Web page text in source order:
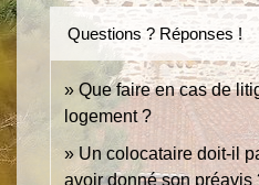
Questions ? Réponses !
Que faire en cas de
logement ?
Un colocataire doit-il
avoir donné son préavis